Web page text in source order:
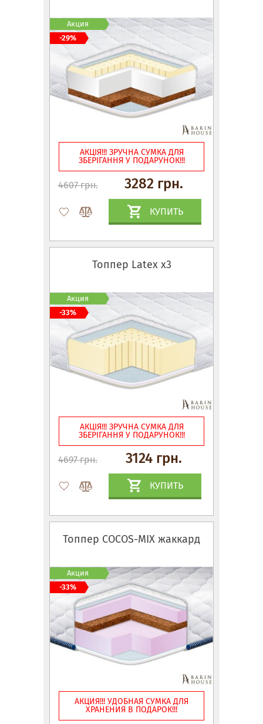
АКЦІЯ!!! ЗРУЧНА СУМКА ДЛЯ
ЗБЕРІГАННЯ У ПОДАРУНОК!!!
4607 грн. 3282 грн.
КУПИТЬ
Акция
-29%
Топпер Latex x3
АКЦІЯ!!! ЗРУЧНА СУМКА ДЛЯ
ЗБЕРІГАННЯ У ПОДАРУНОК!!!
4697 грн. 3124 грн.
КУПИТЬ
Акция
-33%
Топпер COCOS-MIX жаккард
АКЦИЯ!!! УДОБНАЯ СУМКА ДЛЯ
ХРАНЕНИЯ В ПОДАРОК!!!
Акция
-33%